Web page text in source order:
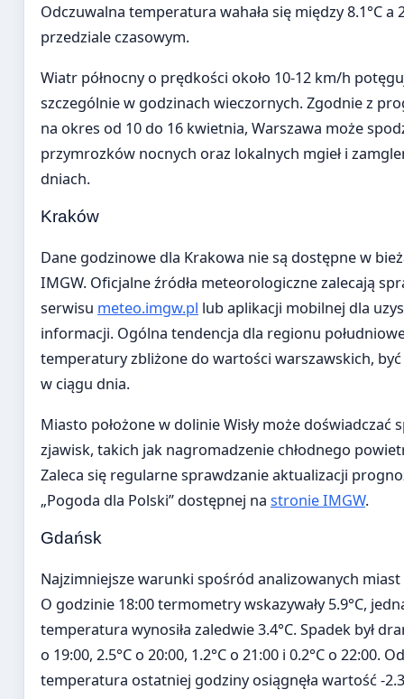
Odczuwalna temperatura wahała się między 8.1°C a
przedziale czasowym.
Wiatr północny o prędkości około 10-12 km/h
szczególnie w godzinach wieczornych. Zgodnie z
na okres od 10 do 16 kwietnia, Warszawa może
przymrozków nocnych oraz lokalnych mgieł i
dniach.
Kraków
Dane godzinowe dla Krakowa nie są dostępne w
IMGW. Oficjalne źródła meteorologiczne zalecają
serwisu meteo.imgw.pl lub aplikacji mobilnej dla
informacji. Ogólna tendencja dla regionu
temperatury zbliżone do wartości warszawskich,
w ciągu dnia.
Miasto położone w dolinie Wisły może doświadczać
zjawisk, takich jak nagromadzenie chłodnego
Zaleca się regularne sprawdzanie aktualizacji
„Pogoda dla Polski” dostępnej na stronie IMGW.
Gdańsk
Najzimniejsze warunki spośród analizowanych
O godzinie 18:00 termometry wskazywały 5.9°C,
temperatura wynosiła zaledwie 3.4°C. Spadek był
o 19:00, 2.5°C o 20:00, 1.2°C o 21:00 i 0.2°C o 22:00.
temperatura ostatniej godziny osiągnęła wartość -